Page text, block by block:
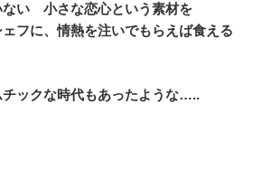
ない 小さな恋心という素材を
フに、情熱を注いでもらえば食える
ックな時代もあったような…..